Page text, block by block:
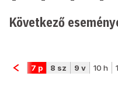
Következő